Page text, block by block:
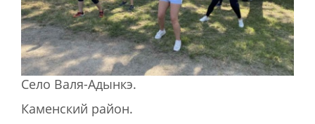
Село Валя-Адынкэ.
Каменский район.